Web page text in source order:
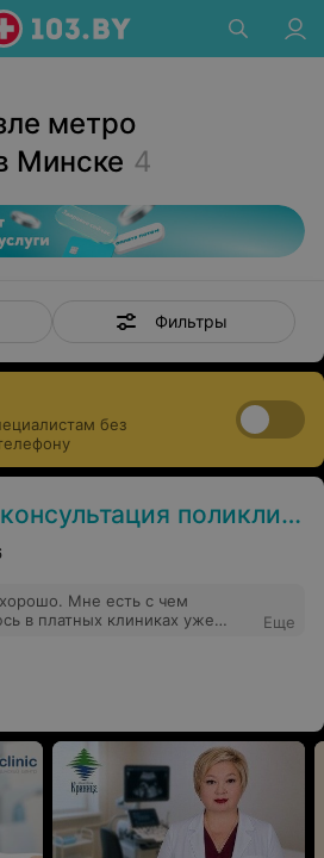
метро
Минске 4
Фильтры
без
поликлиники №20
Мне есть с чем
в платных клиниках уже
Михайловны. Потому что к
не все врачи в гос
достойный прием.
и наметили план
что я как будто в
Хорошие врачи и
к пациентом это дорогого
Еще